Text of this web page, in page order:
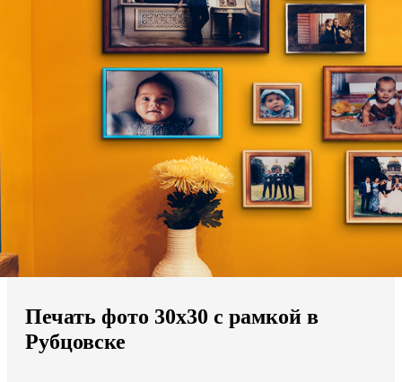
Ваш регион доставки
Выберите из списка:
Мы доставляем по всему миру
Продолжить без города
Печать фото 30х30 с рамкой в
Рубцовске